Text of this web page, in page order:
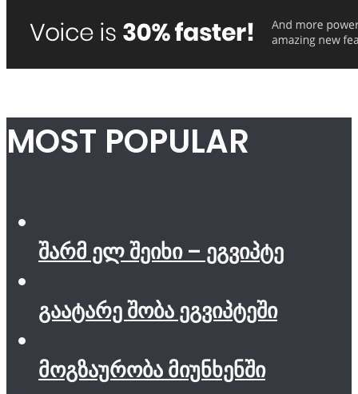
MOST POPULAR
შარმ ელ შეიხი – ეგვიპტე
გაატარე შობა ეგვიპტეში
მოგზაურობა მიუნხენში